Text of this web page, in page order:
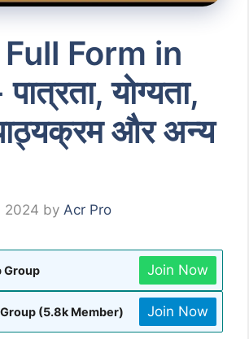
Form in
योग्यता,
और अन्य
2024 by Acr Pro
Group Join Now
(5.8k Member) Join Now